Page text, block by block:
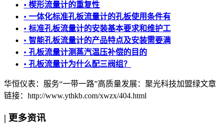
• 楔形流量计的重复性
• 一体化标准孔板流量计的孔板使用条件有
• 标准孔板流量计的安装基本要求和维护工
• 智能孔板流量计的产品特点及安装需要满
• 孔板流量计测蒸汽温压补偿的目的
• 孔板流量计为什么配三阀组？
华恒仪表：服务“一带一路”高质量发展：聚光科技加盟绿文章
链接：http://www.ythkb.com/xwzx/404.html
| 更多资讯